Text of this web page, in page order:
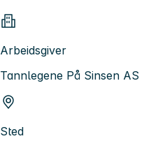
Arbeidsgiver
Tannlegene På Sinsen AS
Sted